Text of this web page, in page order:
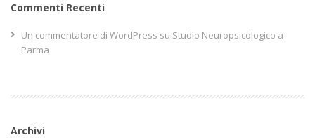
Commenti Recenti
Un commentatore di WordPress su Studio Neuropsicologico a
Parma
Archivi